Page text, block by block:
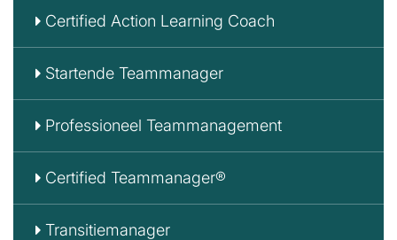
Certified Action Learning Coach
Startende Teammanager
Professioneel Teammanagement
Certified Teammanager®
Transitiemanager